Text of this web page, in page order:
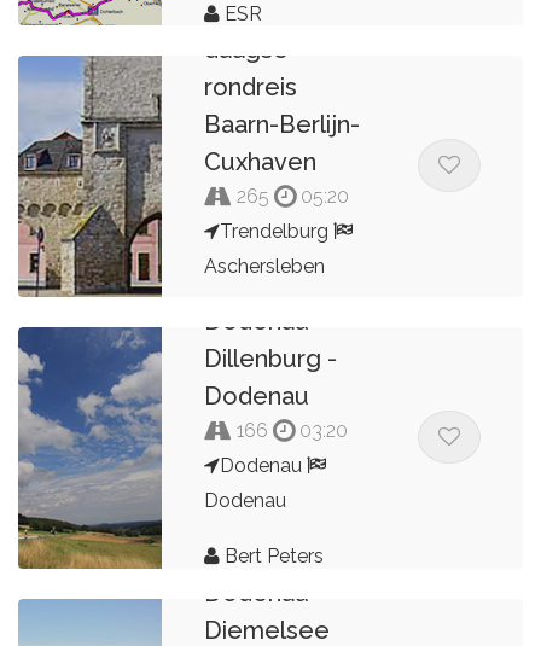
ESR
Dag 3 van 8
daagse
rondreis
Baarn-Berlijn-
Cuxhaven
265
05:20
Trendelburg
Aschersleben
Kees van de Pol
Dodenau -
Dillenburg -
Dodenau
166
03:20
Dodenau
Dodenau
Bert Peters
Dodenau
Diemelsee